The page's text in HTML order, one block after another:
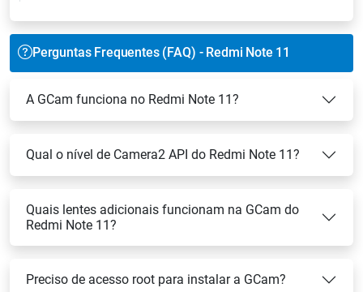
Perguntas Frequentes (FAQ) - Redmi Note 11
A GCam funciona no Redmi Note 11?
Qual o nível de Camera2 API do Redmi Note 11?
Quais lentes adicionais funcionam na GCam do
Redmi Note 11?
Preciso de acesso root para instalar a GCam?